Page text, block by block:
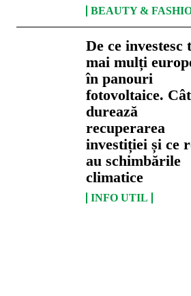
BEAUTY &
De ce investesc
mai mulți
în panouri
fotovoltaice. Cât
durează
recuperarea
investiției și ce
au schimbările
climatice
INFO UTIL